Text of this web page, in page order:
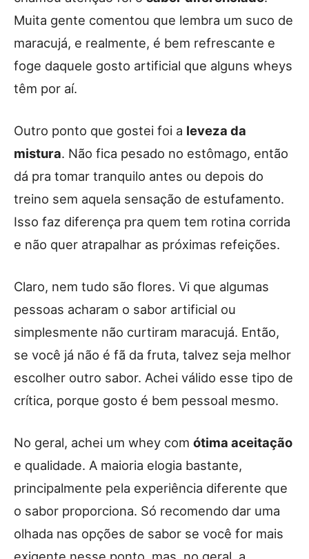
Muita gente comentou que lembra um suco de
maracujá, e realmente, é bem refrescante e
foge daquele gosto artificial que alguns wheys
têm por aí.
Outro ponto que gostei foi a leveza da
mistura. Não fica pesado no estômago, então
dá pra tomar tranquilo antes ou depois do
treino sem aquela sensação de estufamento.
Isso faz diferença pra quem tem rotina corrida
e não quer atrapalhar as próximas refeições.
Claro, nem tudo são flores. Vi que algumas
pessoas acharam o sabor artificial ou
simplesmente não curtiram maracujá. Então,
se você já não é fã da fruta, talvez seja melhor
escolher outro sabor. Achei válido esse tipo de
crítica, porque gosto é bem pessoal mesmo.
No geral, achei um whey com ótima aceitação
e qualidade. A maioria elogia bastante,
principalmente pela experiência diferente que
o sabor proporciona. Só recomendo dar uma
olhada nas opções de sabor se você for mais